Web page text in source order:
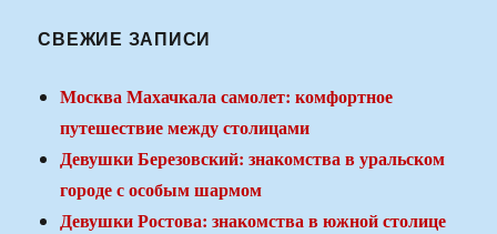
СВЕЖИЕ ЗАПИСИ
Москва Махачкала самолет: комфортное
путешествие между столицами
Девушки Березовский: знакомства в уральском
городе с особым шармом
Девушки Ростова: знакомства в южной столице